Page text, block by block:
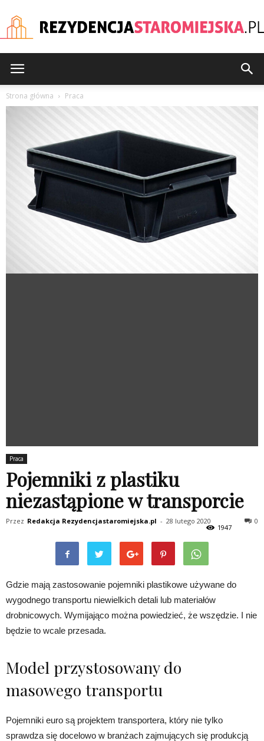
Strona główna Praca
Praca
Pojemniki z plastiku
niezastąpione w transporcie
Przez Redakcja Rezydencjastaromiejska.pl - 28 lutego 2020 0
1947
Gdzie mają zastosowanie pojemniki plastikowe używane do
wygodnego transportu niewielkich detali lub materiałów
drobnicowych. Wymijająco można powiedzieć, że wszędzie. I nie
będzie to wcale przesada.
Model przystosowany do
masowego transportu
Pojemniki euro są projektem transportera, który nie tylko
sprawdza się docelowo w branżach zajmujących się produkcją